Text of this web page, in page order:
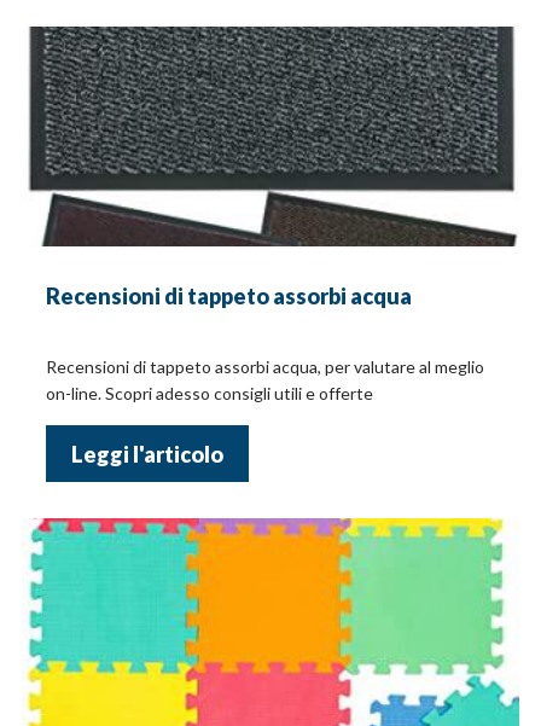
Recensioni di tappeto assorbi acqua
Recensioni di tappeto assorbi acqua, per valutare al meglio
on-line. Scopri adesso consigli utili e offerte
Leggi l'articolo